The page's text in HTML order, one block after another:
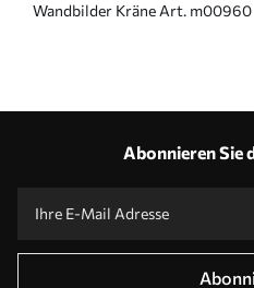
Wandbilder Kräne Art. m00960
Abonnieren Sie